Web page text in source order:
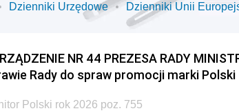
Dzienniki Urzędowe Dzienniki Unii
NR 44 PREZESA RADY
Rady do spraw promocji marki Polski
Polski rok 2026 poz. 755